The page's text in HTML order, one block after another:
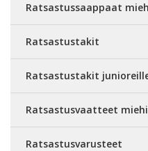
Ratsastussaappaat
Ratsastustakit
Ratsastustakit
Ratsastusvaatteet
Ratsastusvarusteet